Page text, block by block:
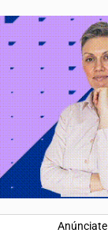
Anúnciate